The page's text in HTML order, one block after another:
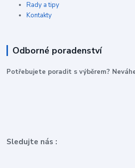
Rady a tipy
Kontakty
Odborné poradenství
Potřebujete poradit s výběrem?
Sledujte nás :